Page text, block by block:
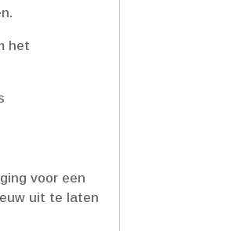
het
voor een
uit te laten